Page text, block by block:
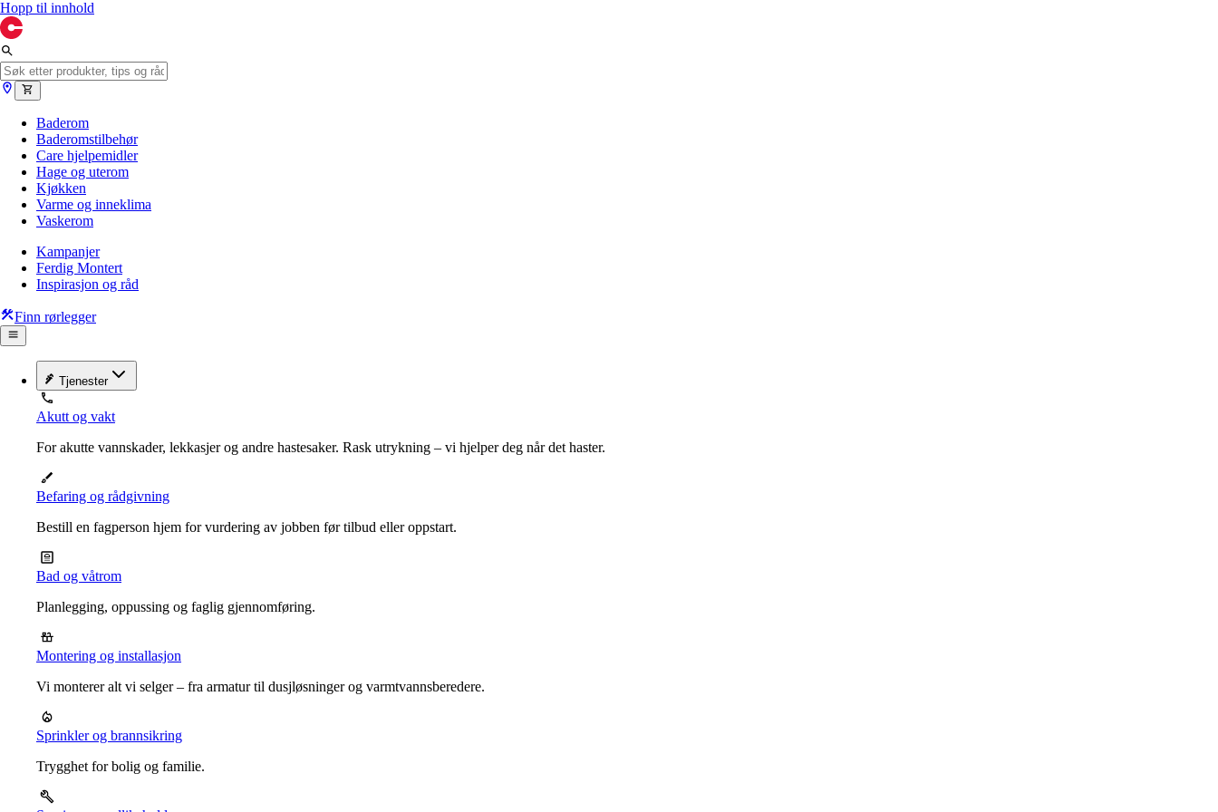
Hopp til innhold
Baderom
Baderomstilbehør
Care hjelpemidler
Hage og uterom
Kjøkken
Varme og inneklima
Vaskerom
Kampanjer
Ferdig Montert
Inspirasjon og råd
Finn rørlegger
Tjenester
Akutt og vakt
For akutte vannskader, lekkasjer og andre hastesaker. Rask utrykning – vi hjelper deg når det haster.
Befaring og rådgivning
Bestill en fagperson hjem for vurdering av jobben før tilbud eller oppstart.
Bad og våtrom
Planlegging, oppussing og faglig gjennomføring.
Montering og installasjon
Vi monterer alt vi selger – fra armatur til dusjløsninger og varmtvannsberedere.
Sprinkler og brannsikring
Trygghet for bolig og familie.